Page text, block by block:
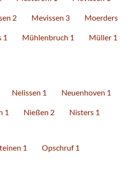
2 Mevissen 3 Moerders
1 Mühlenbruch 1 Müller 1
Nelissen 1 Neuenhoven 1
1 Nießen 2 Nisters 1
1 Opschruf 1